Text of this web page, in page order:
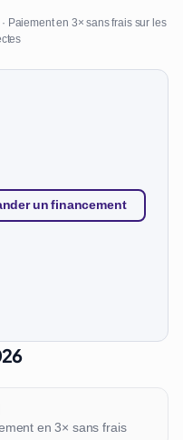
Paiement en 3× sans frais sur les
un financement
en 3× sans frais